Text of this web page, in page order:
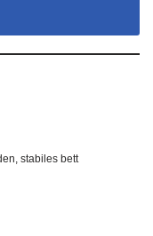
, stabiles bett